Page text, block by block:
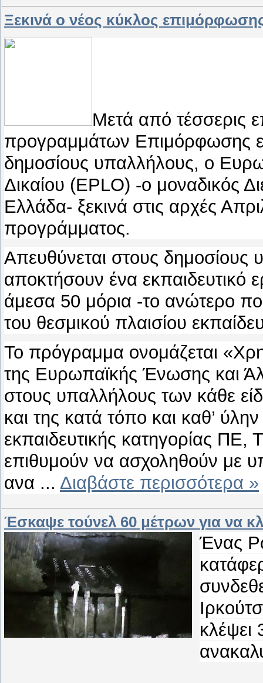
Ξεκινά ο νέος κύκλος
Μετά από τέσσερις
προγραμμάτων Επιμόρφωσης
δημοσίους υπαλλήλους, ο
Δικαίου (EPLO) -ο μοναδικός
Ελλάδα- ξεκινά στις αρχές
προγράμματος.
Απευθύνεται στους δημοσίους
αποκτήσουν ένα εκπαιδευτικό
άμεσα 50 μόρια -το ανώτερο
του θεσμικού πλαισίου
Το πρόγραμμα ονομάζεται
της Ευρωπαϊκής Ένωσης και
στους υπαλλήλους των κάθε
και της κατά τόπο και καθ’
εκπαιδευτικής κατηγορίας
επιθυμούν να ασχοληθούν με
ανα ... Διαβάστε περισσότερα »
Έσκαψε τούνελ 60 μέτρων για να
Ένας
κλέψει